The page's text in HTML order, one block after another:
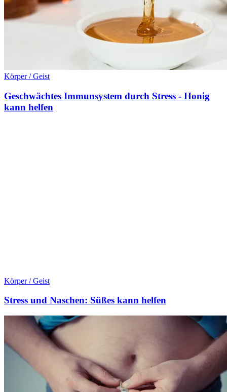
Körper / Geist
Geschwächtes Immunsystem durch Stress - Honig
kann helfen
Körper / Geist
Stress und Naschen: Süßes kann helfen